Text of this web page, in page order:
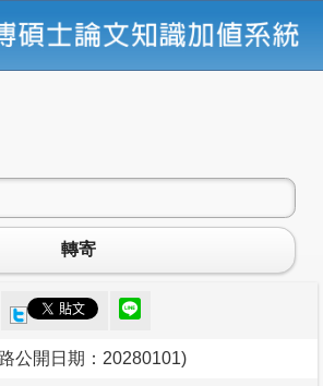
轉寄
公開日期：20280101)